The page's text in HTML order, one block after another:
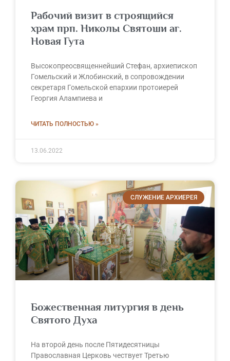
Рабочий визит в строящийся
храм прп. Николы Святоши аг.
Новая Гута
Высокопреосвященнейший Стефан, архиепископ
Гомельский и Жлобинский, в сопровождении
секретаря Гомельской епархии протоиерей
Георгия Алампиева и
ЧИТАТЬ ПОЛНОСТЬЮ »
13.06.2022
СЛУЖЕНИЕ АРХИЕРЕЯ
Божественная литургия в день
Святого Духа
На второй день после Пятидесятницы
Православная Церковь чествует Третью